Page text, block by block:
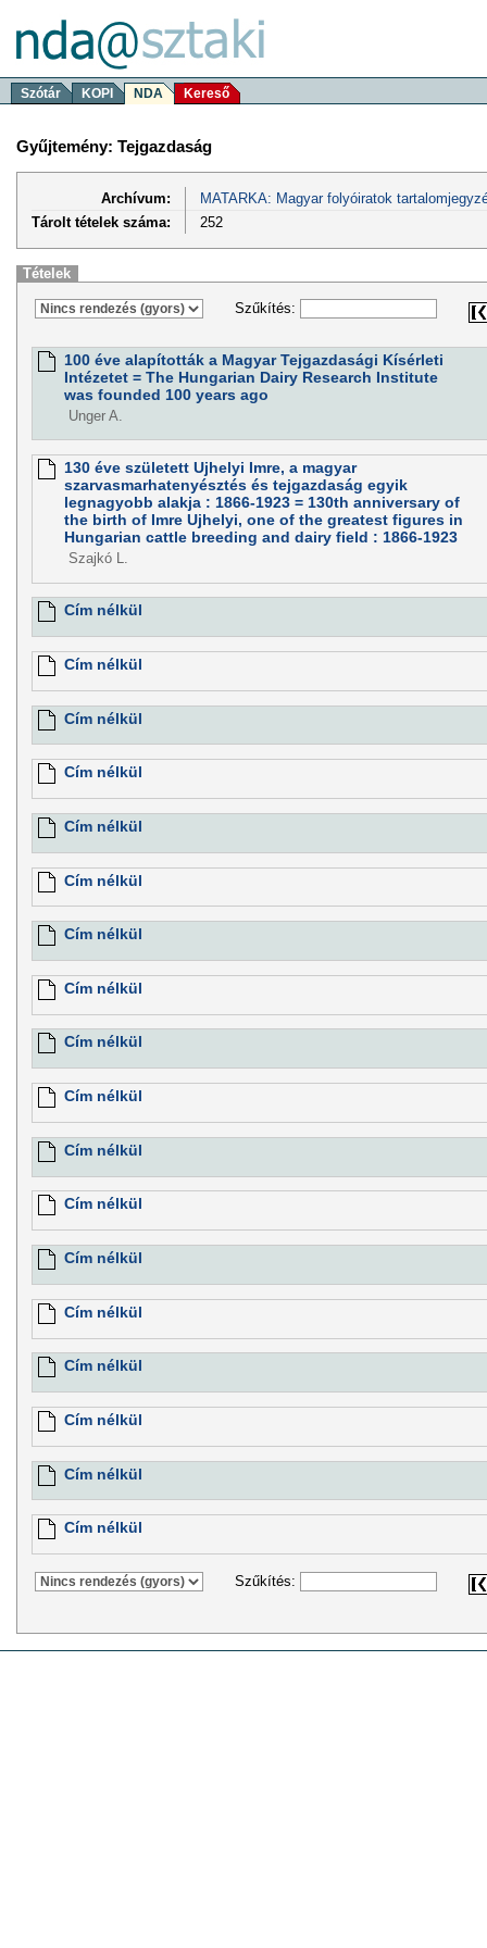
Szótár KOPI NDA Kereső
Gyűjtemény: Tejgazdaság
Archívum:
MATARKA: Magyar folyóiratok
Tárolt tételek száma:
252
Tételek
Szűkítés:
100 éve alapították a Magyar Tejgazdasági Kísérleti
Intézetet = The Hungarian Dairy Research Institute
was founded 100 years ago
Unger A.
130 éve született Ujhelyi Imre, a magyar
szarvasmarhatenyésztés és tejgazdaság egyik
legnagyobb alakja : 1866-1923 = 130th anniversary of
the birth of Imre Ujhelyi, one of the greatest figures in
Hungarian cattle breeding and dairy field : 1866-1923
Szajkó L.
Cím nélkül
Cím nélkül
Cím nélkül
Cím nélkül
Cím nélkül
Cím nélkül
Cím nélkül
Cím nélkül
Cím nélkül
Cím nélkül
Cím nélkül
Cím nélkül
Cím nélkül
Cím nélkül
Cím nélkül
Cím nélkül
Cím nélkül
Cím nélkül
Szűkítés: